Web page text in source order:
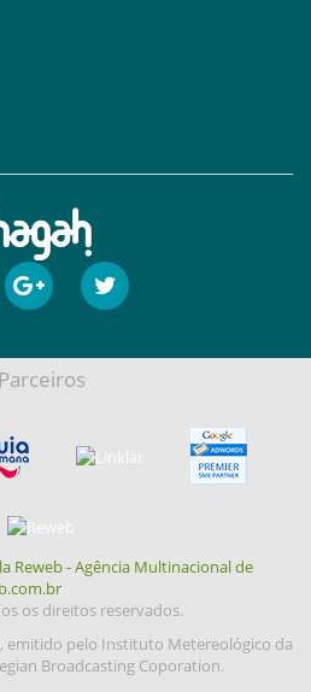
Parceiros
Reweb - Agência Multinacional de
os direitos reservados.
emitido pelo Instituto Metereológico da
Broadcasting Coporation.